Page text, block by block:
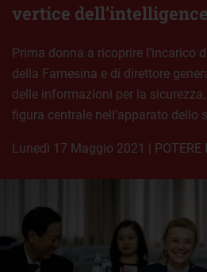
vertice dell’intelligence
Prima donna a ricoprire l’incarico
della Farnesina e di direttore
delle informazioni per la
figura centrale nell’apparato dello
lunedì 17 Maggio 2021 | POTERE